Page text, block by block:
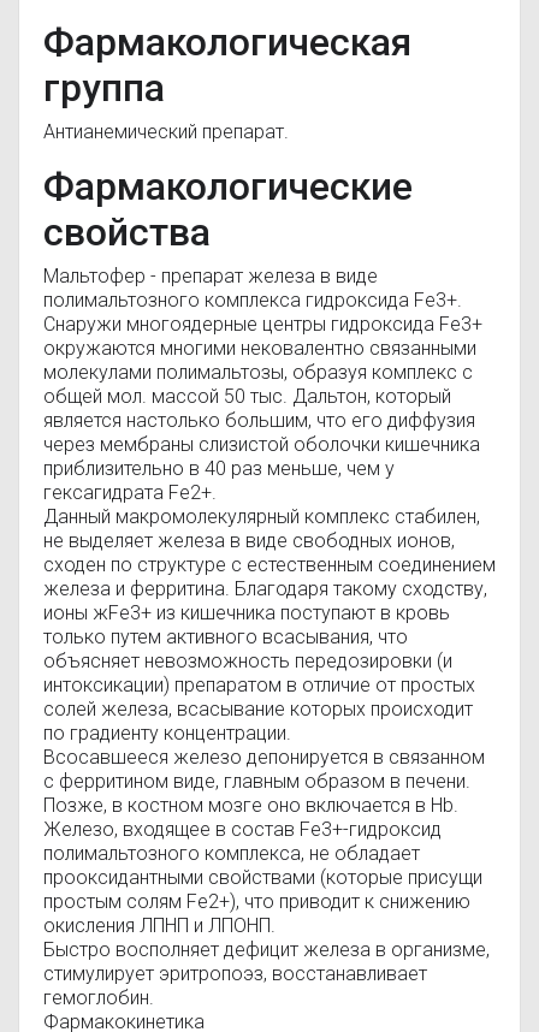
Фармакологическая
группа
Антианемический препарат.
Фармакологические
свойства
Мальтофер - препарат железа в виде
полимальтозного комплекса гидроксида Fe3+.
Снаружи многоядерные центры гидроксида Fe3+
окружаются многими нековалентно связанными
молекулами полимальтозы, образуя комплекс с
общей мол. массой 50 тыс. Дальтон, который
является настолько большим, что его диффузия
через мембраны слизистой оболочки кишечника
приблизительно в 40 раз меньше, чем у
гексагидрата Fe2+.
Данный макромолекулярный комплекс стабилен,
не выделяет железа в виде свободных ионов,
сходен по структуре с естественным соединением
железа и ферритина. Благодаря такому сходству,
ионы жFe3+ из кишечника поступают в кровь
только путем активного всасывания, что
объясняет невозможность передозировки (и
интоксикации) препаратом в отличие от простых
солей железа, всасывание которых происходит
по градиенту концентрации.
Всосавшееся железо депонируется в связанном
с ферритином виде, главным образом в печени.
Позже, в костном мозге оно включается в Hb.
Железо, входящее в состав Fe3+-гидроксид
полимальтозного комплекса, не обладает
прооксидантными свойствами (которые присущи
простым солям Fe2+), что приводит к снижению
окисления ЛПНП и ЛПОНП.
Быстро восполняет дефицит железа в организме,
стимулирует эритропоэз, восстанавливает
гемоглобин.
Фармакокинетика